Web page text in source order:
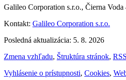
Galileo Corporation s.r.o., Čierna Voda
Kontakt: Galileo Corporation s.r.o.
Posledná aktualizácia: 5. 8. 2026
Zmena vzhľadu, Štruktúra stránok, RSS
Vyhlásenie o prístupnosti, Cookies,